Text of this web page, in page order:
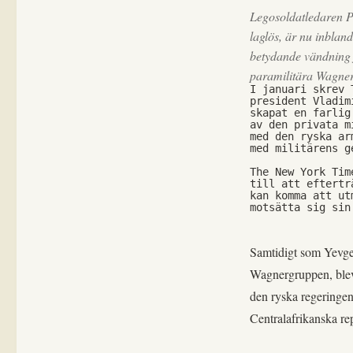
Legosoldatledaren
laglös, är nu
betydande
paramilitära
I januari skrev
president
skapat en farlig
av den privata
med den ryska
med militärens
The New York
till att
kan komma att
motsätta sig
Samtidigt som
Wagnergruppen,
den ryska
Centralafrikanska